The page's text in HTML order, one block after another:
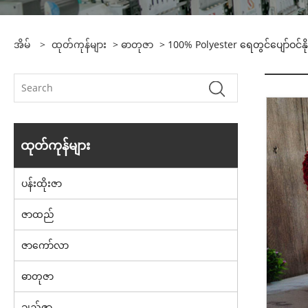
အိမ် > ထုတ်ကုန်များ > ဓာတုဇာ > 100% Polyester ရေတွင်ပျော်ဝ
ထုတ်ကုန်များ
ပန်းထိုးဇာ
ဇာထည်
ဇာကော်လာ
ဓာတုဇာ